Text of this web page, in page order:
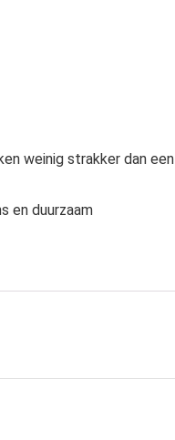
weinig strakker dan een
en duurzaam